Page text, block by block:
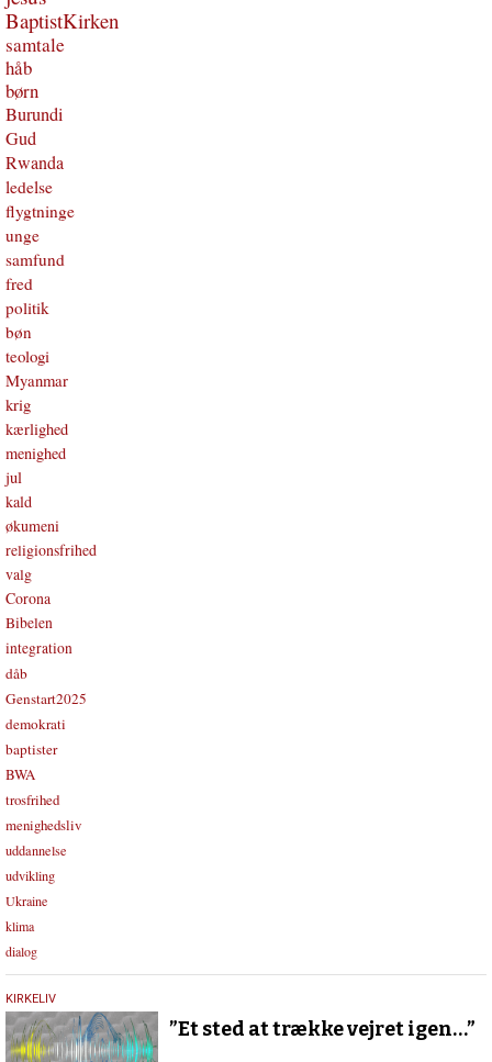
BaptistKirken
samtale
håb
børn
Burundi
Gud
Rwanda
ledelse
flygtninge
unge
samfund
fred
politik
bøn
teologi
Myanmar
krig
kærlighed
menighed
jul
kald
økumeni
religionsfrihed
valg
Corona
Bibelen
integration
dåb
Genstart2025
demokrati
baptister
BWA
trosfrihed
menighedsliv
uddannelse
udvikling
Ukraine
klima
dialog
18.
maj
2026
KIRKELIV
”Et sted at trække vejret igen…”